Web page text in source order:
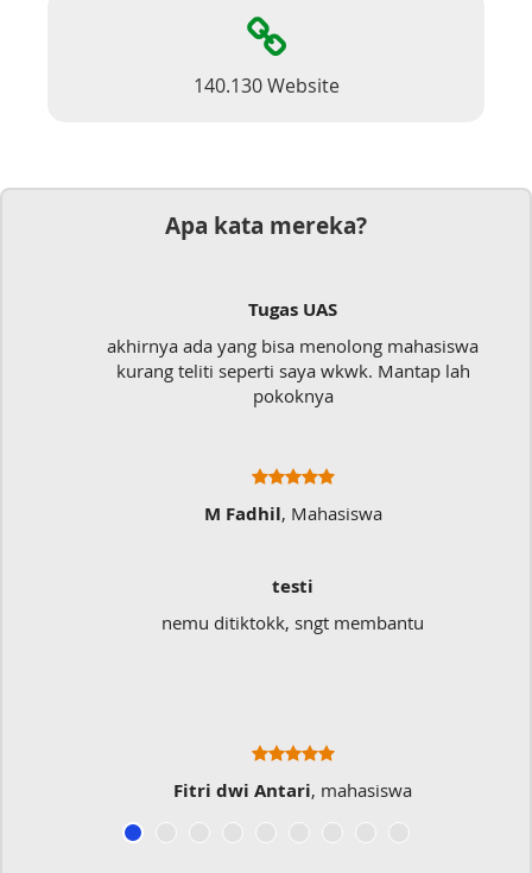
140.130 Website
Apa kata mereka?
Tugas UAS
akhirnya ada yang bisa menolong mahasiswa
kurang teliti seperti saya wkwk. Mantap lah
pokoknya
M Fadhil, Mahasiswa
testi
nemu ditiktokk, sngt membantu
Fitri dwi Antari, mahasiswa